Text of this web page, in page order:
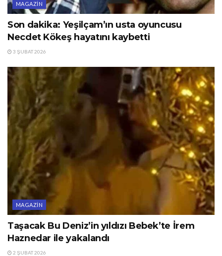
MAGAZIN
Son dakika: Yeşilçam’ın usta oyuncusu
Necdet Kökeş hayatını kaybetti
3 ŞUBAT 2026
MAGAZIN
Taşacak Bu Deniz’in yıldızı Bebek’te İrem
Haznedar ile yakalandı
2 ŞUBAT 2026